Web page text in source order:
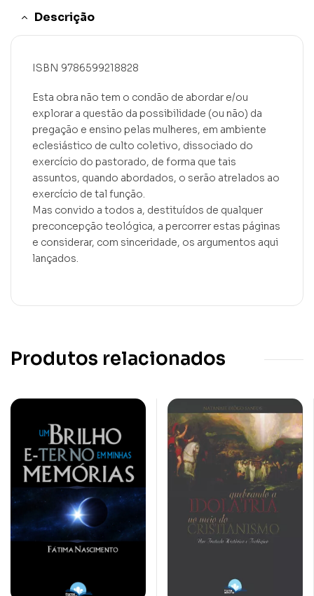
Descrição
ISBN 9786599218828
Esta obra não tem o condão de abordar e/ou
explorar a questão da possibilidade (ou não) da
pregação e ensino pelas mulheres, em ambiente
eclesiástico de culto coletivo, dissociado do
exercício do pastorado, de forma que tais
assuntos, quando abordados, o serão atrelados ao
exercício de tal função.
Mas convido a todos a, destituídos de qualquer
preconcepção teológica, a percorrer estas páginas
e considerar, com sinceridade, os argumentos aqui
lançados.
Produtos relacionados